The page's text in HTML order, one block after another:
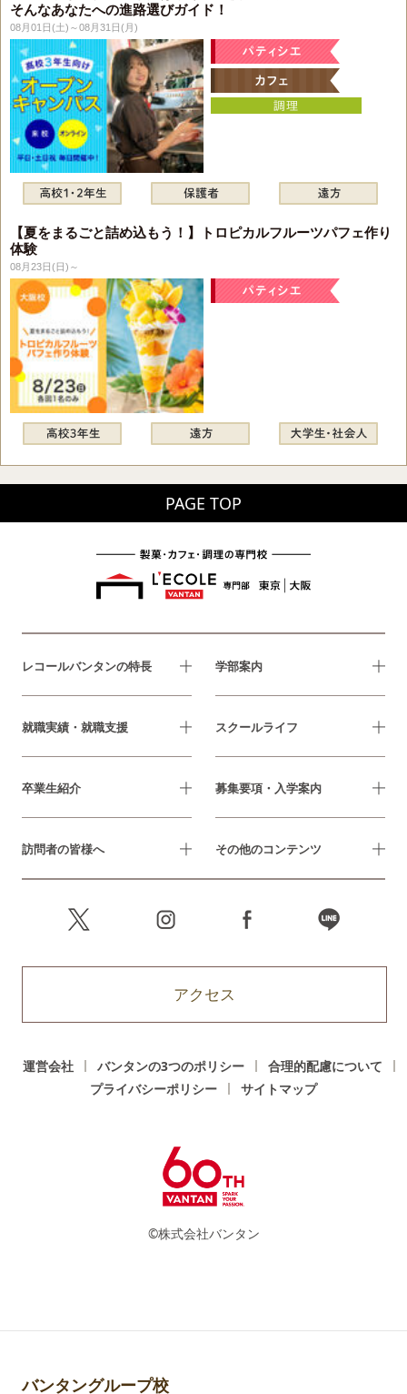
そんなあなたへの進路選びガイド！
08月01日(土)～08月31日(月)
【夏をまるごと詰め込もう！】トロピカルフルーツパフェ作り
体験
08月23日(日)～
PAGE TOP
レコールバンタンの特長 学部案内
就職実績・就職支援 スクールライフ
卒業生紹介 募集要項・入学案内
訪問者の皆様へ その他のコンテンツ
アクセス
運営会社 バンタンの3つのポリシー
合理的配慮について
プライバシーポリシー
サイトマップ
©株式会社バンタン
バンタングループ校